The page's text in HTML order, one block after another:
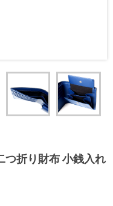
つ折り財布 小銭入れ